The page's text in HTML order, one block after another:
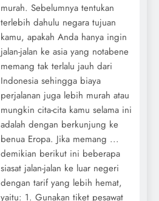
murah. Sebelumnya tentukan
terlebih dahulu negara tujuan
kamu, apakah Anda hanya ingin
jalan-jalan ke asia yang notabene
memang tak terlalu jauh dari
Indonesia sehingga biaya
perjalanan juga lebih murah atau
mungkin cita-cita kamu selama ini
adalah dengan berkunjung ke
benua Eropa. Jika memang ...
demikian berikut ini beberapa
siasat jalan-jalan ke luar negeri
dengan tarif yang lebih hemat,
yaitu: 1. Gunakan tiket pesawat